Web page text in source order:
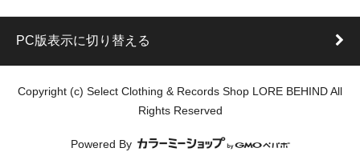
PC版表示に切り替える
Copyright (c) Select Clothing & Records Shop LORE BEHIND All
Rights Reserved
Powered By